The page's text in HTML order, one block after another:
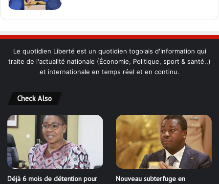
Le quotidien Liberté est un quotidien togolais d'information qui
traite de l'actualité nationale (Économie, Politique, sport & santé..)
et internationale en temps réel et en continu.
Check Also
Déjà 6 mois de détention pour
Nouveau subterfuge en